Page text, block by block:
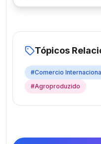
Tópicos
#Comercio
#Agroproduzido